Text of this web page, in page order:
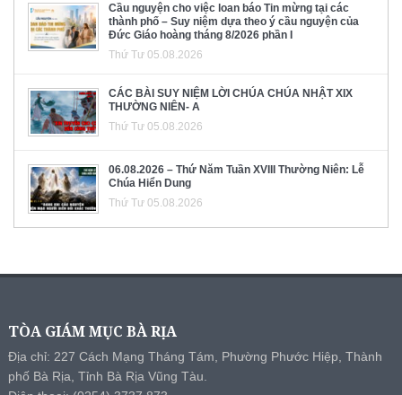
Cầu nguyện cho việc loan báo Tin mừng tại các
thành phố – Suy niệm dựa theo ý cầu nguyện của
Đức Giáo hoàng tháng 8/2026 phần I
Thứ Tư 05.08.2026
CÁC BÀI SUY NIỆM LỜI CHÚA CHÚA NHẬT XIX
THƯỜNG NIÊN- A
Thứ Tư 05.08.2026
06.08.2026 – Thứ Năm Tuần XVIII Thường Niên: Lễ
Chúa Hiển Dung
Thứ Tư 05.08.2026
TÒA GIÁM MỤC BÀ RỊA
Địa chỉ: 227 Cách Mạng Tháng Tám, Phường Phước Hiệp, Thành
phố Bà Rịa, Tỉnh Bà Rịa Vũng Tàu.